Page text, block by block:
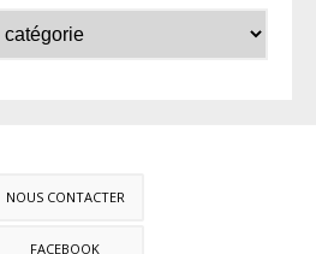
NOUS CONTACTER
FACEBOOK